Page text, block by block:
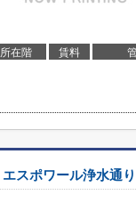
所在階 賃料
エスポワール浄水通